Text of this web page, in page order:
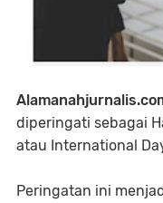
diperingati sebagai
atau International
Peringatan ini